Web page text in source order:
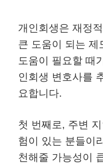
개인 회생은 재정
큰 도움이 되는 제
도움이 필요할 때
인회생 변호사를
요합니다.
첫 번째로, 주변
험이 있는 분들이
천해줄 가능성이